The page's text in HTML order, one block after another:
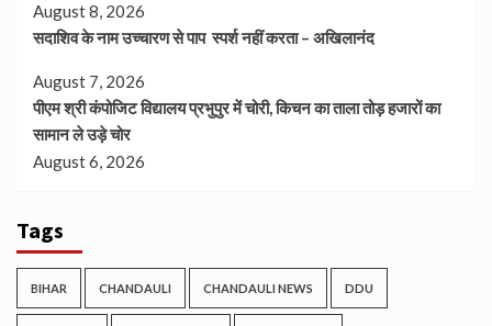
August 8, 2026
सदाशिव के नाम उच्चारण से पाप स्पर्श नहीं करता – अखिलानंद
August 7, 2026
पीएम श्री कंपोजिट विद्यालय प्रभुपुर में चोरी, किचन का ताला तोड़ हजारों का
सामान ले उड़े चोर
August 6, 2026
Tags
BIHAR CHANDAULI CHANDAULI NEWS DDU